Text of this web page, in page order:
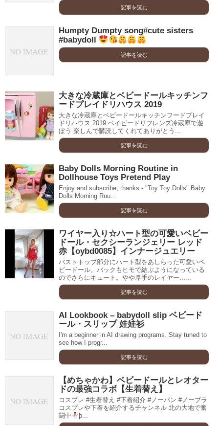
記事を読む
Humpty Dumpty song#cute sisters
#babydoll
記事を読む
大きな冷蔵庫とベビードールキッチンフ
ードプレイドリハウス 2019
大きな冷蔵庫とベビードールキッチンフードプレイ
ドリハウス 2019 ベイビードリフレンズ冷蔵庫で遊
ぼう 楽しんで購読してくれてありがとう...
記事を読む
Baby Dolls Morning Routine in
Dollhouse Toys Pretend Play
Enjoy and subscribe, thanks - "Toy Toy Dolls" Baby
Dolls Morning Rou...
記事を読む
ワイヤー入り☆ハート型の可愛いベビー
ドール・セクシーランジェリー レッド
赤【oybd0085】インナージュエリー
バストトップ部分にハート型をあしらった可愛いベ
ビードール。バックもヒモで結ぶようになっている
のでさらにキュート。やや厚手のレイヤー......
記事を読む
AI Lookbook – babydoll slip ベビード
ール・スリップ 娃娃衫
I'm a beginner in AI drawing programs. Stay tuned to
see how I progr...
記事を読む
【めちゃかわ】ベビードールとレオター
ドの最強コラボ【生着替え】
コスプレ #生着替え #下着紹介 #ノーパン #ノーブラ
コスプレや下着を紹介するチャンネル 北の大地で奮
闘中
þ...